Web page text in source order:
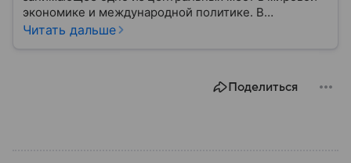
экономике и международной политике. В
материале — основные сведения об этой стране.
Читать дальше
Поделиться